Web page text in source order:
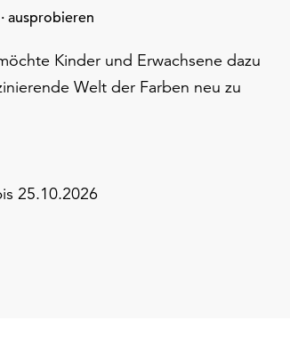
ausprobieren
Kinder und Erwachsene dazu
Welt der Farben neu zu
25.10.2026